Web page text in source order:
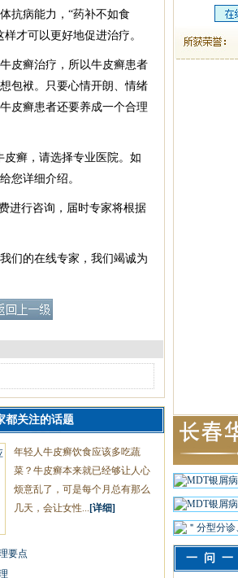
抗病能力，“药补不如食
才可以更好地促进治疗。
皮癣治疗，所以牛皮癣患者
包袱。只要心情开朗、情绪
皮癣患者还要养成一个合理
癣，请选择专业医院。如
您详细介绍。
进行咨询，届时专家将根据
们的在线专家，我们竭诚为
都关注的话题
年轻人牛皮癣饮食应该多吃蔬
菜？牛皮癣本来就已经够让人心
烦意乱了，可是每个月总有那么
几天，会让女性... [详细]
要点
一问一